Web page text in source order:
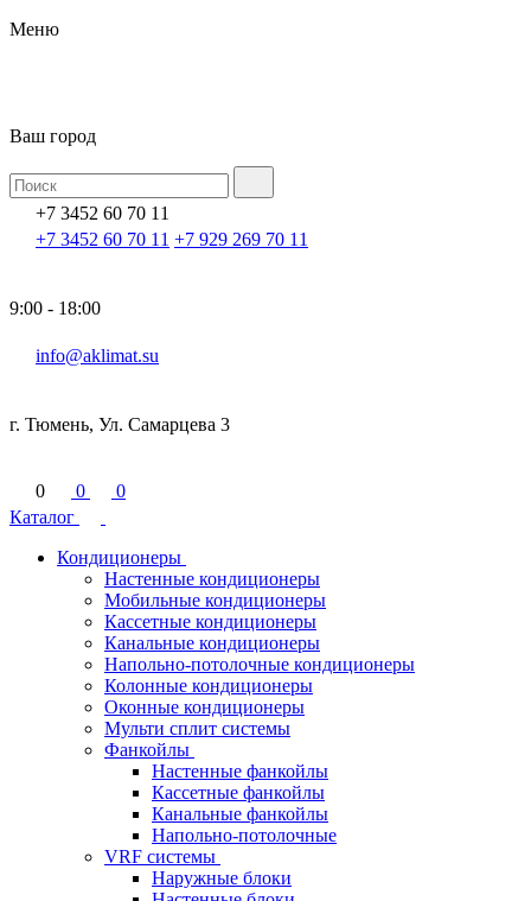
Меню
Ваш город
+7 3452 60 70 11
+7 3452 60 70 11 +7 929 269 70 11
9:00 - 18:00
info@aklimat.su
г. Тюмень, Ул. Самарцева 3
0 0
0
Каталог
Кондиционеры
Настенные кондиционеры
Мобильные кондиционеры
Кассетные кондиционеры
Канальные кондиционеры
Напольно-потолочные кондиционеры
Колонные кондиционеры
Оконные кондиционеры
Мульти сплит системы
Фанкойлы
Настенные фанкойлы
Кассетные фанкойлы
Канальные фанкойлы
Напольно-потолочные
VRF системы
Наружные блоки